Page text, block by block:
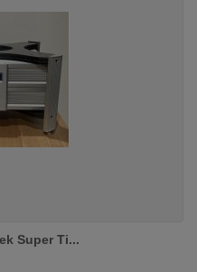
Super Ti...